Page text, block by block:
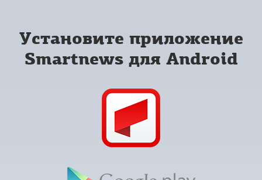
Установите приложение
Smartnews для Android